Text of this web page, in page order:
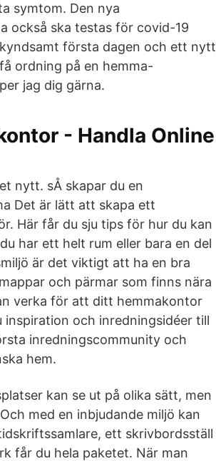
symtom. Den nya
också ska testas för covid-19
första dagen och ett nytt
ordning på en hemma-
jag dig gärna.
- Handla Online
nytt. sÅ skapar du en
Det är lätt att skapa ett
Här får du sju tips för hur du kan
har ett helt rum eller bara en del
är det viktigt att ha en bra
och pärmar som finns nära
verka för att ditt hemmakontor
och inredningsidéer till
inredningscommunity och
hem.
kan se ut på olika sätt, men
med en inbjudande miljö kan
ett skrivbordsställ
får du hela paketet. När man